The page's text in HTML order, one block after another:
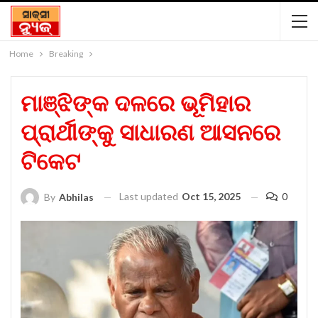
Home Breaking
ମାଞ୍ଝିଙ୍କ ଦଳରେ ଭୂମିହାର
ପ୍ରାର୍ଥୀଙ୍କୁ ସାଧାରଣ ଆସନରେ
ଟିକେଟ
By Abhilas Last updated Oct 15, 2025 0